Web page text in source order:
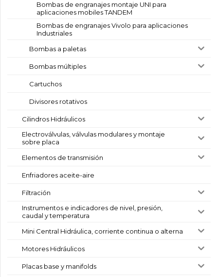
Bombas de engranajes montaje UNI para
aplicaciones mobiles TANDEM
Bombas de engranajes Vivolo para aplicaciones
Industriales
Bombas a paletas
Bombas múltiples
Cartuchos
Divisores rotativos
Cilindros Hidráulicos
Electroválvulas, válvulas modulares y montaje
sobre placa
Elementos de transmisión
Enfriadores aceite-aire
Filtración
Instrumentos e indicadores de nivel, presión,
caudal y temperatura
Mini Central Hidráulica, corriente continua o alterna
Motores Hidráulicos
Placas base y manifolds